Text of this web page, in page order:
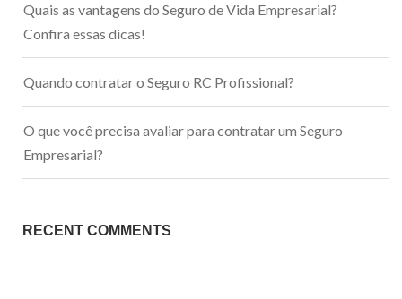
Quais as vantagens do Seguro de Vida Empresarial?
Confira essas dicas!
Quando contratar o Seguro RC Profissional?
O que você precisa avaliar para contratar um Seguro
Empresarial?
RECENT COMMENTS